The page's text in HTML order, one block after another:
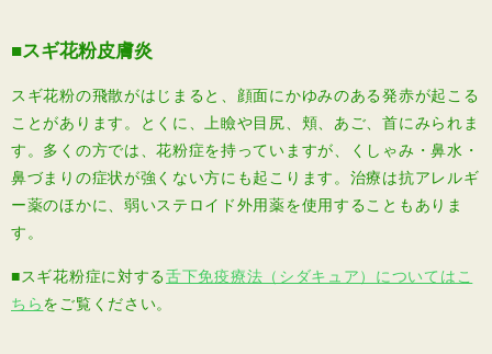
■スギ花粉皮膚炎
スギ花粉の飛散がはじまると、顔面にかゆみのある発赤が起こる
ことがあります。とくに、上瞼や目尻、頬、あご、首にみられま
す。多くの方では、花粉症を持っていますが、くしゃみ・鼻水・
鼻づまりの症状が強くない方にも起こります。治療は抗アレルギ
ー薬のほかに、弱いステロイド外用薬を使用することもありま
す。
■スギ花粉症に対する舌下免疫療法（シダキュア）についてはこ
ちらをご覧ください。